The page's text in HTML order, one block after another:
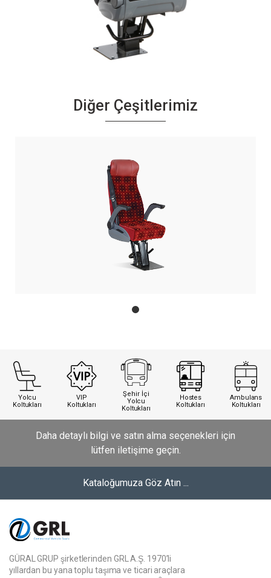
Diğer Çeşitlerimiz
Yolcu
Koltukları
VIP
Koltukları
Şehir İçi
Yolcu
Koltukları
Hostes
Koltukları
Ambulans
Koltukları
Daha detaylı bilgi ve satın alma seçenekleri için
lütfen iletişime geçin.
Kataloğumuza Göz Atın ...
GÜRAL GRUP şirketlerinden GRL A.Ş. 1970’li
yıllardan bu yana toplu taşıma ve ticari araçlara